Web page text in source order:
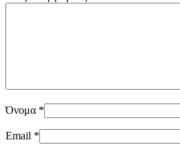
Όνομα *
Email *